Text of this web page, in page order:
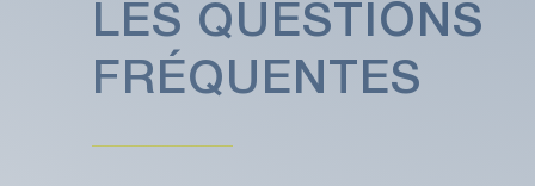
LES QUESTIONS
FRÉQUENTES